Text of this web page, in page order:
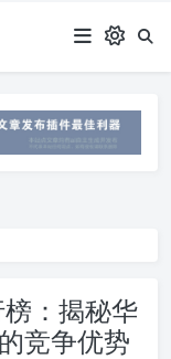
：揭秘华
竞争优势